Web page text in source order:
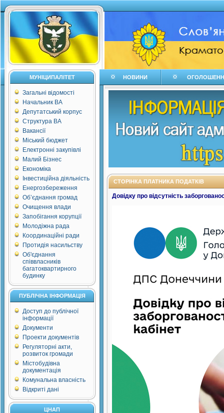
МУНІЦИПАЛІТЕТ
Загальні відомості
Начальник ВА
Депутатський корпус
Структура ВА
Вакансії
Міський бюджет
Електронні закупівлі
Малий Бізнес
Економіка
Інвестиційна діяльність
Енергозбереження
Об’єднання громад
Очищення влади
Запобігання корупції
Молодіжна рада
Координаційні ради
Протидія насильству
Об'єднання
співвласників
багатоквартирного
будинку
ПУБЛІЧНА ІНФОРМАЦІЯ
Доступ до публічної
інформації
Документи
Проекти документів
Регуляторні акти,
розвиток громади
Містобудівна
документація
Комунальна власність
Відкриті дані
ЦНАП
НОВИНИ
СТОРІНКА ПЛАТНИКА ПОДАТКІВ
Довідку про відсутність